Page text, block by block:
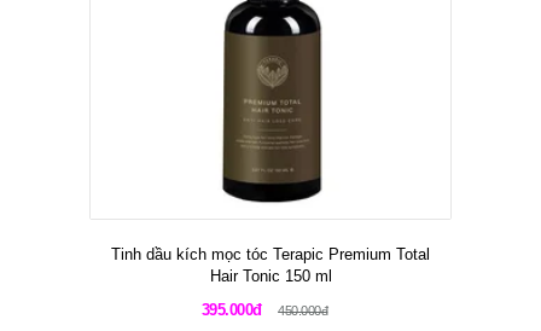
Tinh dầu kích mọc tóc Terapic Premium Total
Hair Tonic 150 ml
395.000đ
450.000đ